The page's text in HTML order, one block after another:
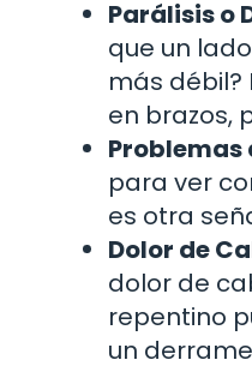
Parálisis o
que un
más débil?
en brazos,
Problemas
para ver
es otra
Dolor de
dolor de
repentino
un